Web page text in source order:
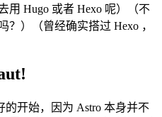
用 Hugo 或者 Hexo 呢）（不
）（曾经确实搭过 Hexo ，
的开始，因为 Astro 本身并不